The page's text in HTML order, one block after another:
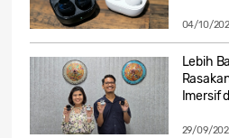
04/10/
Lebih
Imersif
29/09/